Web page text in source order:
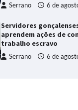
Serrano 6 de
Servidores
aprendem ações de
trabalho escravo
Serrano 6 de